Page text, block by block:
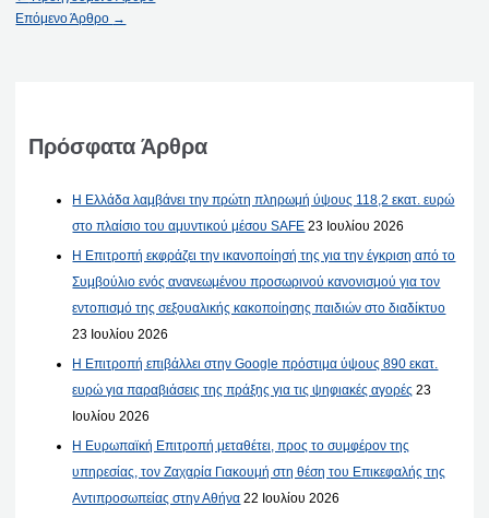
Επόμενο Άρθρο →
Πρόσφατα Άρθρα
Η Ελλάδα λαμβάνει την πρώτη πληρωμή ύψους 118,2 εκατ. ευρώ
στο πλαίσιο του αμυντικού μέσου SAFE 23 Ιουλίου 2026
Η Επιτροπή εκφράζει την ικανοποίησή της για την έγκριση από το
Συμβούλιο ενός ανανεωμένου προσωρινού κανονισμού για τον
εντοπισμό της σεξουαλικής κακοποίησης παιδιών στο διαδίκτυο
23 Ιουλίου 2026
Η Επιτροπή επιβάλλει στην Google πρόστιμα ύψους 890 εκατ.
ευρώ για παραβιάσεις της πράξης για τις ψηφιακές αγορές 23
Ιουλίου 2026
Η Ευρωπαϊκή Επιτροπή μεταθέτει, προς το συμφέρον της
υπηρεσίας, τον Ζαχαρία Γιακουμή στη θέση του Επικεφαλής της
Αντιπροσωπείας στην Αθήνα 22 Ιουλίου 2026